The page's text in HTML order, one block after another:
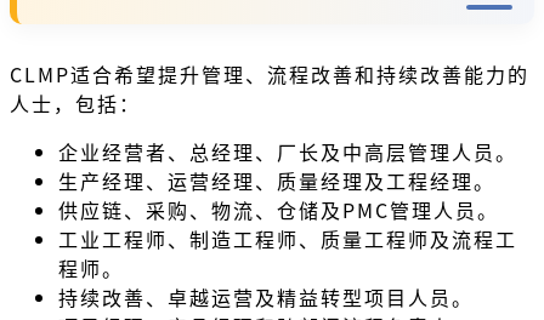
CLMP适合希望提升管理、流程改善和持续改善能力的
人士，包括：
企业经营者、总经理、厂长及中高层管理人员。
生产经理、运营经理、质量经理及工程经理。
供应链、采购、物流、仓储及PMC管理人员。
工业工程师、制造工程师、质量工程师及流程工
程师。
持续改善、卓越运营及精益转型项目人员。